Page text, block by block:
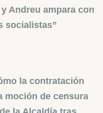
Andreu ampara con
socialistas”
la contratación
moción de censura